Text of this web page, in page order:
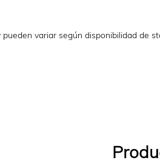
variar según disponibilidad de